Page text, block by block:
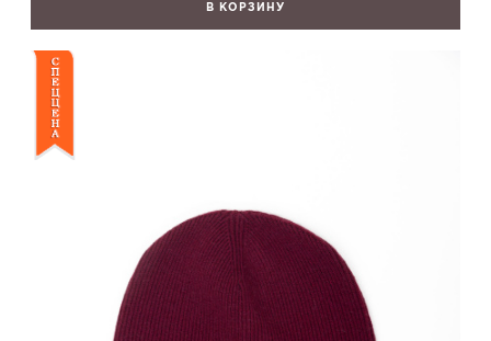
В КОРЗИНУ